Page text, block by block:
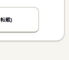
載)